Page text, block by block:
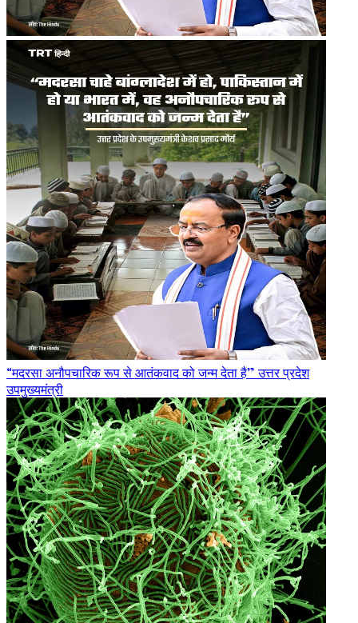
“मदरसा अनौपचारिक रूप से आतंकवाद को जन्म देता है” उत्तर प्रदेश
उपमुख्यमंत्री